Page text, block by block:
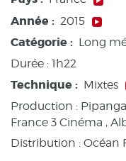
Année : 2015
Catégorie : Long
Durée : 1h22
Technique : Mixtes
Production :
France 3 Cinéma ,
Distribution : Océan